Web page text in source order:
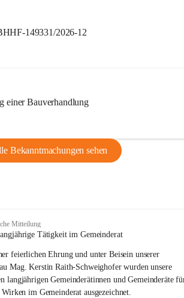
149331/2026-12
einer Bauverhandlung
Bekanntmachungen sehen
Mitteilung
Tätigkeit im Gemeinderat
feierlichen Ehrung und unter Beisein unserer
Mag. Kerstin Raith-Schweighofer wurden unsere
langjährigen Gemeinderätinnen und Gemeinderäte
im Gemeinderat ausgezeichnet.